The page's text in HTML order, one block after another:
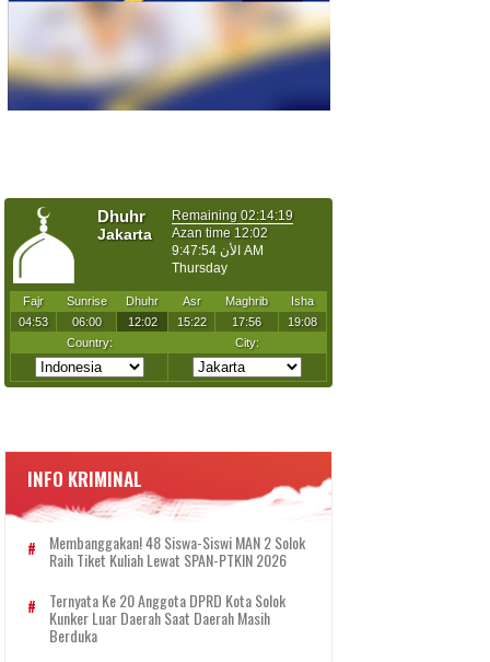
INFO KRIMINAL
Membanggakan! 48 Siswa-Siswi MAN 2 Solok
Raih Tiket Kuliah Lewat SPAN-PTKIN 2026
Ternyata Ke 20 Anggota DPRD Kota Solok
Kunker Luar Daerah Saat Daerah Masih
Berduka